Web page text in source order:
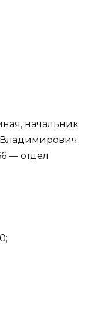
начальник
— отдел